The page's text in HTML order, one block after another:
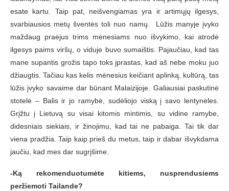
esate kartu. Taip pat, neišvengiamas yra ir artimųjų ilgesys,
svarbiausios metų šventės toli nuo namų. Lūžis manyje įvyko
maždaug praėjus trims mėnesiams nuo išvykimo, kai atrodė
ilgesys paims viršų, o viduje buvo sumaištis. Pajaučiau, kad tas
mane supantis grožis tapo toks įprastas, kad aš nebe moku juo
džiaugtis. Tačiau kas kelis mėnesius keičiant aplinką, kultūrą, tas
lūžis įvyko savaime dar būnant Malaizijoje. Galiausiai paskutinė
stotelė – Balis ir jo ramybė, sudėliojo viską į savo lentynėles.
Grįžtu į Lietuvą su visai kitomis mintimis, su vidine ramybe,
didesniais siekiais, ir žinojimu, kad tai ne pabaiga. Tai tik dar
viena pradžia. Taip kaip prieš du metus, taip ir dabar išvykdama
jaučiu, kad mes dar sugrįšime.
-Ką rekomenduotumėte kitiems, nusprendusiems
peržiemoti Tailande?